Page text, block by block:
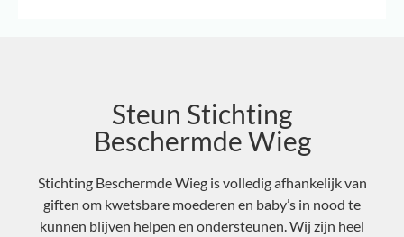
Steun Stichting
Beschermde Wieg
Stichting Beschermde Wieg is volledig afhankelijk van
giften om kwetsbare moederen en baby’s in nood te
kunnen blijven helpen en ondersteunen. Wij zijn heel